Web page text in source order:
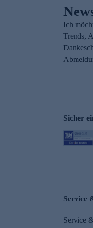
Ich
Trends,
Sicher
Service
Service